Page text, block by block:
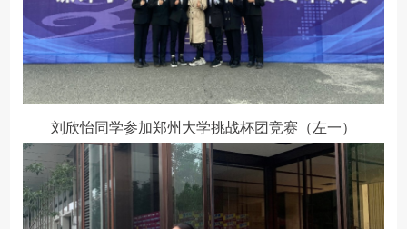
刘欣怡同学参加郑州大学挑战杯团竞赛（左一）